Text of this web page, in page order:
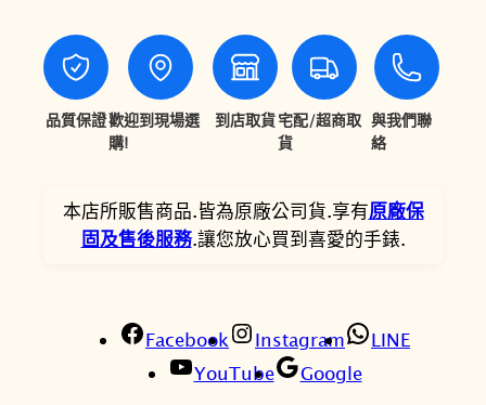
,
5
0
。
,
3
9
。
歐
G
S
C
K
G
2
1
品質保證歡迎到現場選
購!
到店取貨宅配/超商取
貨
與我們聯
絡
本店所販售商品.皆為原廠公司貨.享有原廠保
固及售後服務.讓您放心買到喜愛的手錶.
Facebook Instagram
LINE
YouTube
Google